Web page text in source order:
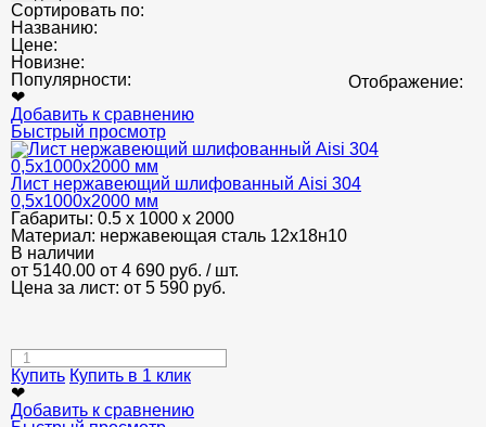
Сортировать по:
Названию:
Цене:
Новизне:
Популярности:
Отображение:
❤
Добавить к сравнению
Быстрый просмотр
Лист нержавеющий шлифованный Аisi 304
0,5х1000х2000 мм
Габариты: 0.5 х 1000 х 2000
Материал: нержавеющая сталь 12х18н10
В наличии
от 5140.00 от 4 690 руб. / шт.
Цена за лист: от 5 590 руб.
Купить Купить в 1 клик
❤
Добавить к сравнению